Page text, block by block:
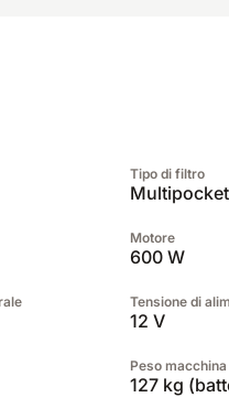
Tipo di filtro
Multipocket
Motore
600 W
Tensione di
12 V
Peso macchina
127 kg